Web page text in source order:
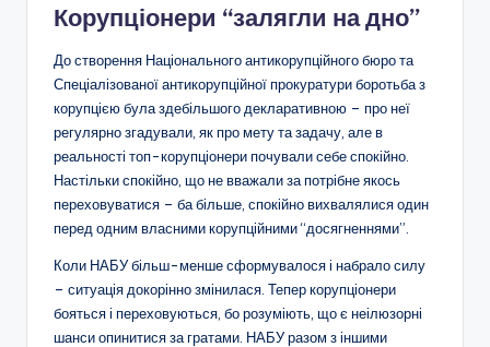
Корупціонери “залягли на дно”
До створення Національного антикорупційного бюро та
Спеціалізованої антикорупційної прокуратури боротьба з
корупцією була здебільшого декларативною – про неї
регулярно згадували, як про мету та задачу, але в
реальності топ-корупціонери почували себе спокійно.
Настільки спокійно, що не вважали за потрібне якось
переховуватися – ба більше, спокійно вихвалялися один
перед одним власними корупційними “досягненнями”.
Коли НАБУ більш-менше сформувалося і набрало силу
– ситуація докорінно змінилася. Тепер корупціонери
бояться і переховуються, бо розуміють, що є неілюзорні
шанси опинитися за гратами. НАБУ разом з іншими